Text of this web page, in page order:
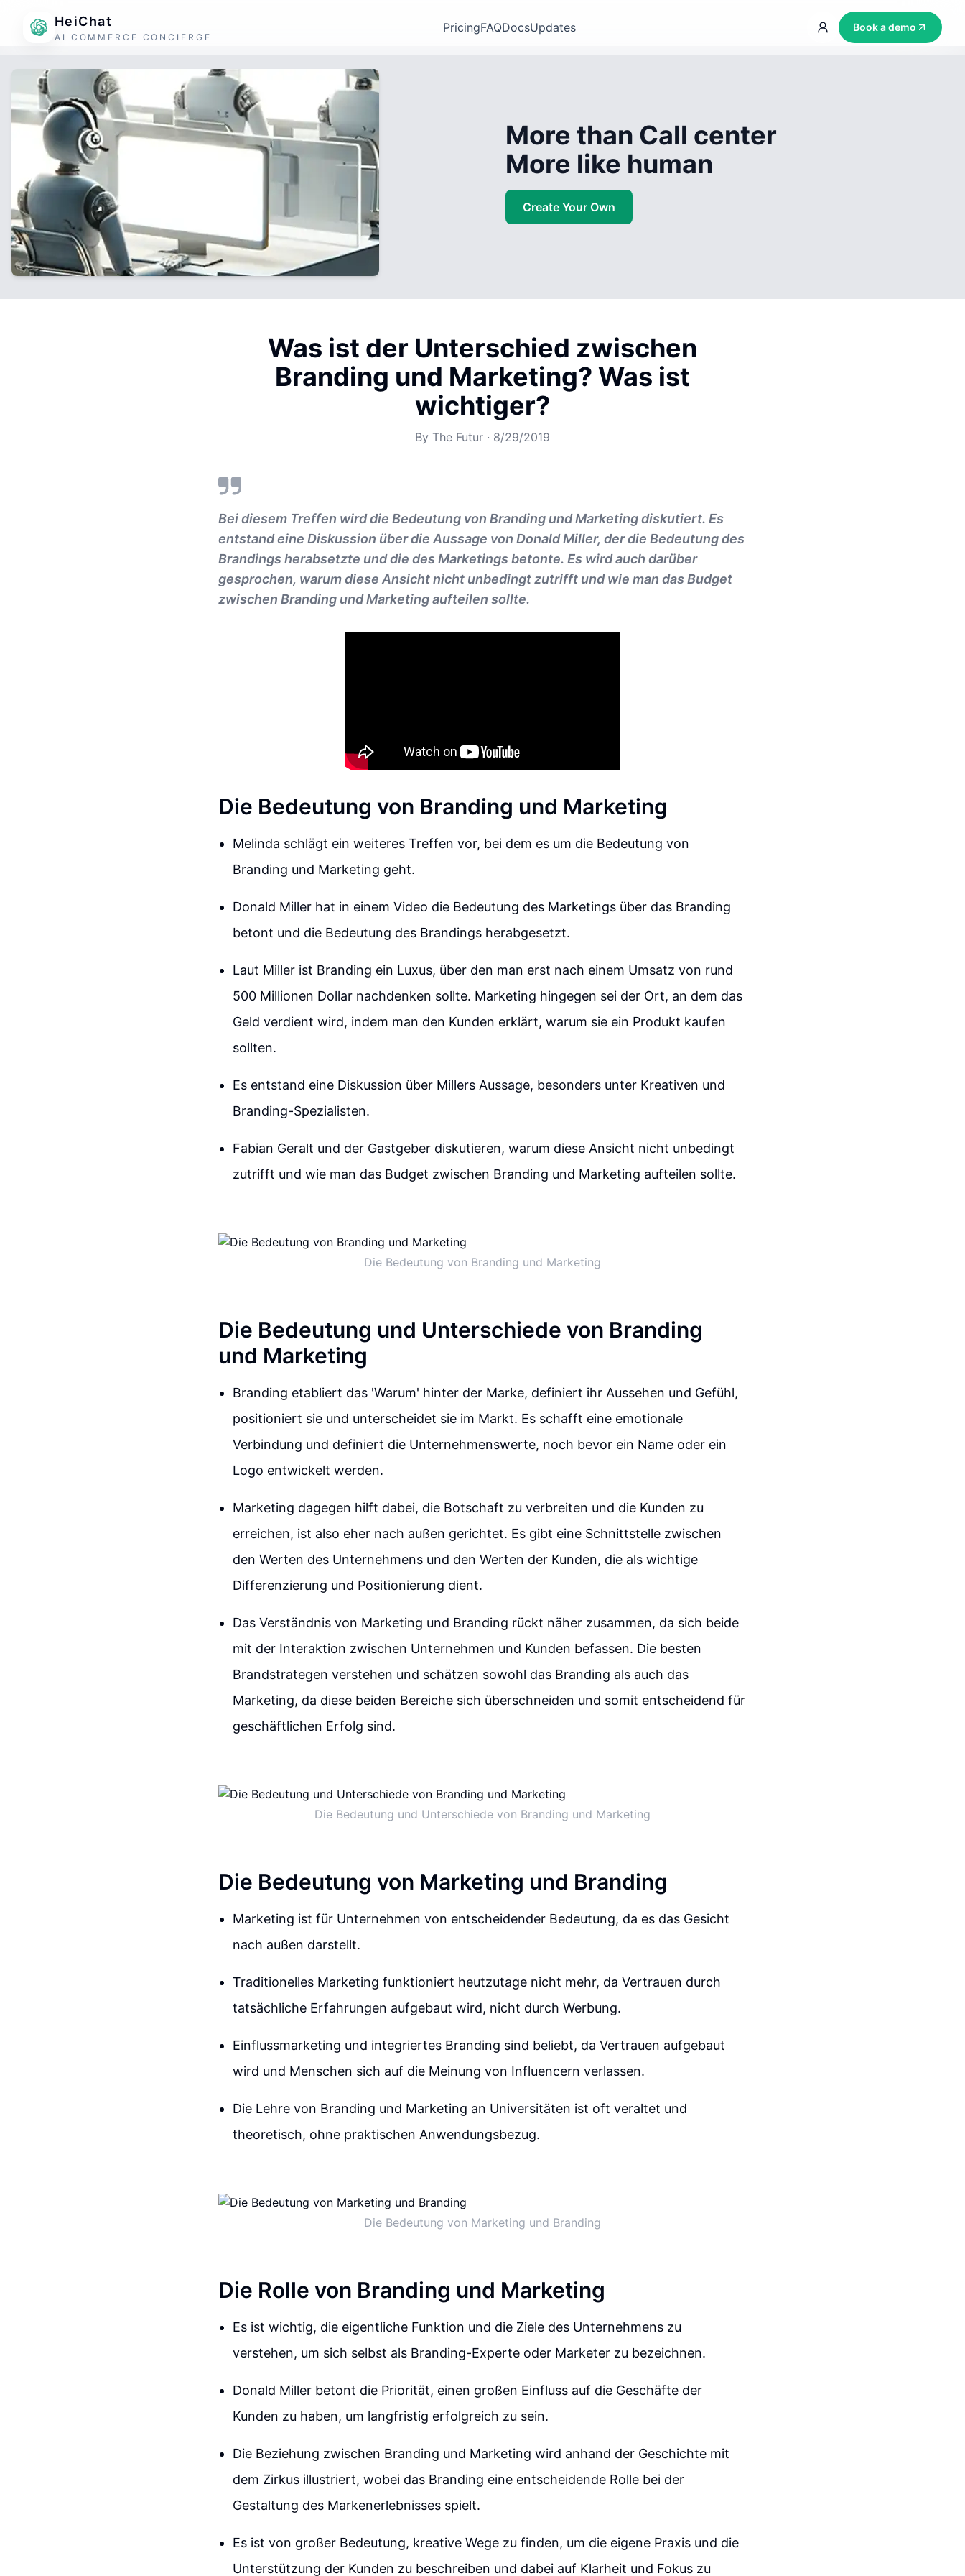
HeiChat
AI COMMERCE CONCIERGE
PricingFAQDocsUpdates Book a demo
More than Call center
More like human
Create Your Own
Was ist der Unterschied zwischen
Branding und Marketing? Was ist
wichtiger?
By The Futur · 8/29/2019
Bei diesem Treffen wird die Bedeutung von Branding und Marketing diskutiert. Es
entstand eine Diskussion über die Aussage von Donald Miller, der die Bedeutung des
Brandings herabsetzte und die des Marketings betonte. Es wird auch darüber
gesprochen, warum diese Ansicht nicht unbedingt zutrifft und wie man das Budget
zwischen Branding und Marketing aufteilen sollte.
Die Bedeutung von Branding und Marketing
Melinda schlägt ein weiteres Treffen vor, bei dem es um die Bedeutung von
Branding und Marketing geht.
Donald Miller hat in einem Video die Bedeutung des Marketings über das Branding
betont und die Bedeutung des Brandings herabgesetzt.
Laut Miller ist Branding ein Luxus, über den man erst nach einem Umsatz von rund
500 Millionen Dollar nachdenken sollte. Marketing hingegen sei der Ort, an dem das
Geld verdient wird, indem man den Kunden erklärt, warum sie ein Produkt kaufen
sollten.
Es entstand eine Diskussion über Millers Aussage, besonders unter Kreativen und
Branding-Spezialisten.
Fabian Geralt und der Gastgeber diskutieren, warum diese Ansicht nicht unbedingt
zutrifft und wie man das Budget zwischen Branding und Marketing aufteilen sollte.
Die Bedeutung von Branding und Marketing
Die Bedeutung und Unterschiede von Branding
und Marketing
Branding etabliert das 'Warum' hinter der Marke, definiert ihr Aussehen und Gefühl,
positioniert sie und unterscheidet sie im Markt. Es schafft eine emotionale
Verbindung und definiert die Unternehmenswerte, noch bevor ein Name oder ein
Logo entwickelt werden.
Marketing dagegen hilft dabei, die Botschaft zu verbreiten und die Kunden zu
erreichen, ist also eher nach außen gerichtet. Es gibt eine Schnittstelle zwischen
den Werten des Unternehmens und den Werten der Kunden, die als wichtige
Differenzierung und Positionierung dient.
Das Verständnis von Marketing und Branding rückt näher zusammen, da sich beide
mit der Interaktion zwischen Unternehmen und Kunden befassen. Die besten
Brandstrategen verstehen und schätzen sowohl das Branding als auch das
Marketing, da diese beiden Bereiche sich überschneiden und somit entscheidend für
geschäftlichen Erfolg sind.
Die Bedeutung und Unterschiede von Branding und Marketing
Die Bedeutung von Marketing und Branding
Marketing ist für Unternehmen von entscheidender Bedeutung, da es das Gesicht
nach außen darstellt.
Traditionelles Marketing funktioniert heutzutage nicht mehr, da Vertrauen durch
tatsächliche Erfahrungen aufgebaut wird, nicht durch Werbung.
Einflussmarketing und integriertes Branding sind beliebt, da Vertrauen aufgebaut
wird und Menschen sich auf die Meinung von Influencern verlassen.
Die Lehre von Branding und Marketing an Universitäten ist oft veraltet und
theoretisch, ohne praktischen Anwendungsbezug.
Die Bedeutung von Marketing und Branding
Die Rolle von Branding und Marketing
Es ist wichtig, die eigentliche Funktion und die Ziele des Unternehmens zu
verstehen, um sich selbst als Branding-Experte oder Marketer zu bezeichnen.
Donald Miller betont die Priorität, einen großen Einfluss auf die Geschäfte der
Kunden zu haben, um langfristig erfolgreich zu sein.
Die Beziehung zwischen Branding und Marketing wird anhand der Geschichte mit
dem Zirkus illustriert, wobei das Branding eine entscheidende Rolle bei der
Gestaltung des Markenerlebnisses spielt.
Es ist von großer Bedeutung, kreative Wege zu finden, um die eigene Praxis und die
Unterstützung der Kunden zu beschreiben und dabei auf Klarheit und Fokus zu